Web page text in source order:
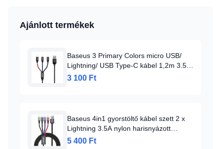
Ajánlott termékek
Baseus 3 Primary Colors micro USB/
Lightning/ USB Type-C kábel 1,2m 3.5A
fekete
3 100 Ft
Baseus 4in1 gyorstöltő kábel szett 2 x
Lightning 3.5A nylon harisnyázott
piros/kék/zöld/fekete
5 400 Ft